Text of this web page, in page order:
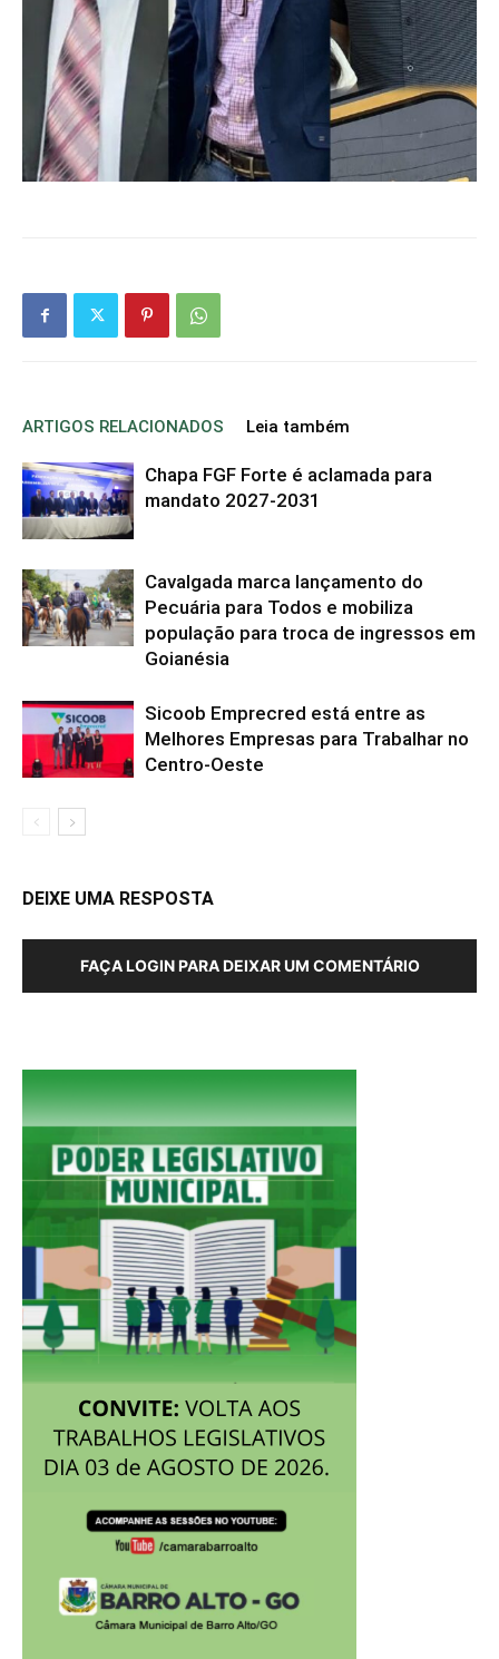
ARTIGOS RELACIONADOS Leia também
Chapa FGF Forte é aclamada para
mandato 2027-2031
Cavalgada marca lançamento do
Pecuária para Todos e mobiliza
população para troca de ingressos em
Goianésia
Sicoob Emprecred está entre as
Melhores Empresas para Trabalhar no
Centro-Oeste
DEIXE UMA RESPOSTA
FAÇA LOGIN PARA DEIXAR UM COMENTÁRIO